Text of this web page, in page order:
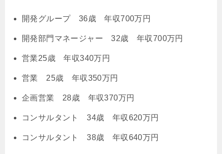
開発グループ 36歳 年収700万円
開発部門マネージャー 32歳 年収700万円
営業25歳 年収340万円
営業 25歳 年収350万円
企画営業 28歳 年収370万円
コンサルタント 34歳 年収620万円
コンサルタント 38歳 年収640万円